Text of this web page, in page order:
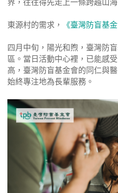
界，往往得先走上一條跨越山
東源村的需求， 《臺灣防盲基金
四月中旬，陽光和煦，臺灣防
區。當日活動中心裡，已能感
高，臺灣防盲基金會的同仁與
始終專注地為長輩服務。